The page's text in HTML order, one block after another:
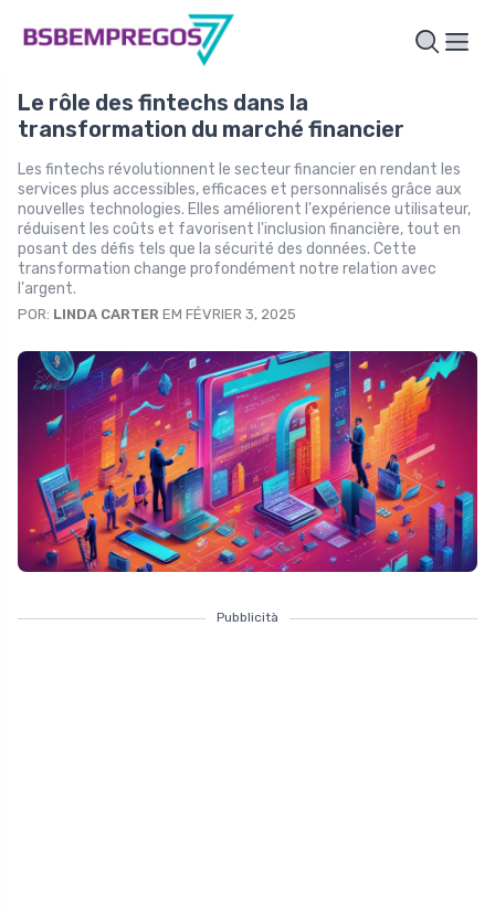
Le rôle des fintechs dans la
transformation du marché financier
Les fintechs révolutionnent le secteur financier en rendant les
services plus accessibles, efficaces et personnalisés grâce aux
nouvelles technologies. Elles améliorent l'expérience utilisateur,
réduisent les coûts et favorisent l'inclusion financière, tout en
posant des défis tels que la sécurité des données. Cette
transformation change profondément notre relation avec
l'argent.
POR: LINDA CARTER EM FÉVRIER 3, 2025
Pubblicità